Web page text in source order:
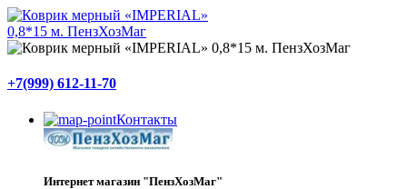
+7(999) 612-11-70
Контакты
Интернет магазин "ПензХозМаг"